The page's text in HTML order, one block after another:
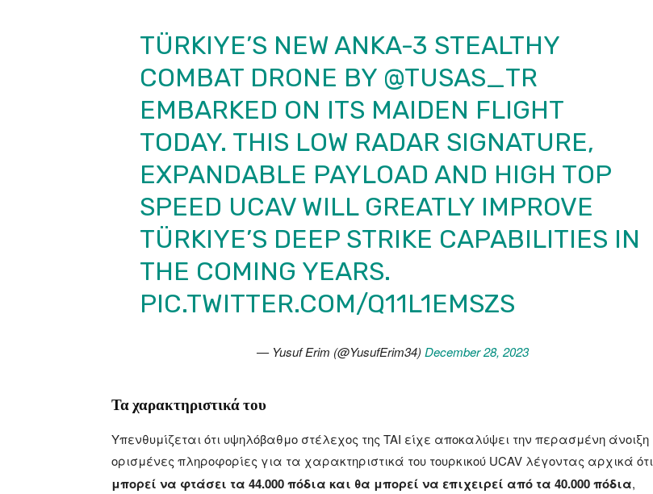
TÜRKIYE’S NEW ANKA-3 STEALTHY
COMBAT DRONE BY @TUSAS_TR
EMBARKED ON ITS MAIDEN FLIGHT
TODAY. THIS LOW RADAR SIGNATURE,
EXPANDABLE PAYLOAD AND HIGH TOP
SPEED UCAV WILL GREATLY IMPROVE
TÜRKIYE’S DEEP STRIKE CAPABILITIES IN
THE COMING YEARS.
PIC.TWITTER.COM/Q11L1EMSZS
— Yusuf Erim (@YusufErim34) December 28, 2023
Τα χαρακτηριστικά του
Υπενθυμίζεται ότι υψηλόβαθμο στέλεχος της TAI είχε αποκαλύψει την περασμένη άνοιξη
ορισμένες πληροφορίες για τα χαρακτηριστικά του τουρκικού UCAV λέγοντας αρχικά ότι
μπορεί να φτάσει τα 44.000 πόδια και θα μπορεί να επιχειρεί από τα 40.000 πόδια,